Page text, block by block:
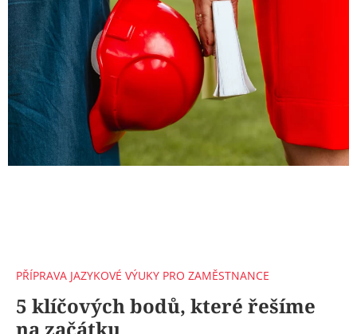
PŘÍPRAVA JAZYKOVÉ VÝUKY PRO ZAMĚSTNANCE
5 klíčových bodů, které řešíme
na začátku